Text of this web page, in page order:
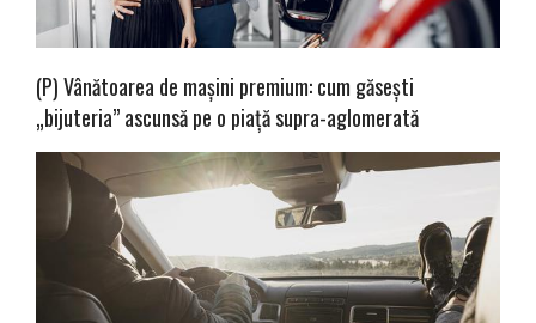
(P) Vânătoarea de mașini premium: cum găsești
„bijuteria” ascunsă pe o piață supra-aglomerată